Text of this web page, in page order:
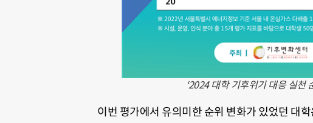
‘2024 대학 기후위기 대응 실천
이번 평가에서 유의미한 순위 변화가 있었던